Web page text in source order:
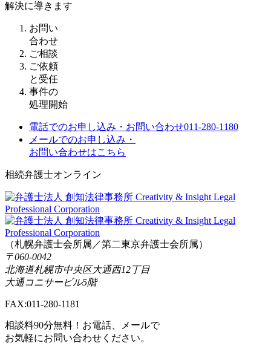
解決に導きます
お問い
合わせ
ご相談
ご依頼
と受任
事件の
処理開始
電話でのお申し込み・お問い合わせ011-280-1180
メールでのお申し込み・
お問い合わせはこちら
相続弁護士オンライン
（札幌弁護士会所属／第二東京弁護士会所属）
〒060-0042
北海道札幌市中央区大通西12丁目
大通コニサービル5階
FAX:011-280-1181
相談料90分無料！ お電話、メールで
お気軽にお問い合わせください。